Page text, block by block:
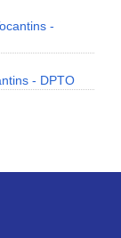
-
- DPTO